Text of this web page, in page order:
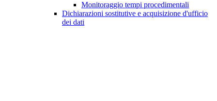
Monitoraggio tempi procedimentali
Dichiarazioni sostitutive e acquisizione d'ufficio
dei dati